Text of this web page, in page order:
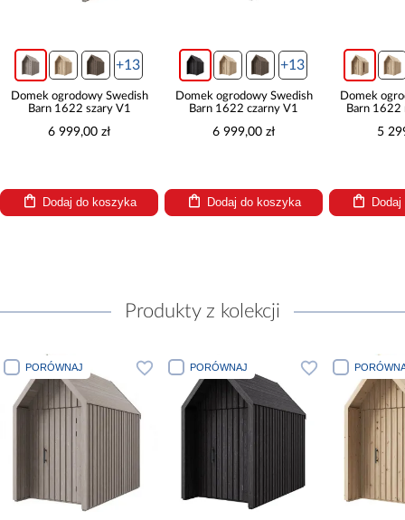
+13
Domek ogrodowy Swedish
Barn 1622 czarny V1
6 999,00 zł
Dodaj do koszyka
+13
Domek ogrodowy Swedish
Barn 1622 naturalny V2
5 299,00 zł
Dodaj do koszyka
Domek
Barn
7
Produkty z kolekcji
PORÓWNAJ PORÓWNAJ